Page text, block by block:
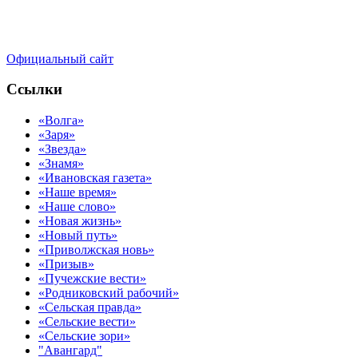
Официальный сайт
Ссылки
«Волга»
«Заря»
«Звезда»
«Знамя»
«Ивановская газета»
«Наше время»
«Наше слово»
«Новая жизнь»
«Новый путь»
«Приволжская новь»
«Призыв»
«Пучежские вести»
«Родниковский рабочий»
«Сельская правда»
«Сельские вести»
«Сельские зори»
"Авангард"